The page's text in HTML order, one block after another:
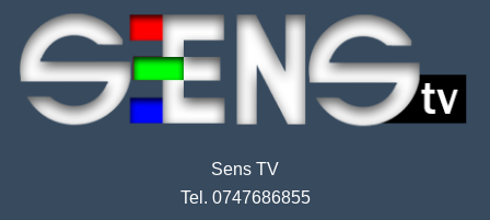
Sens TV
Tel. 0747686855